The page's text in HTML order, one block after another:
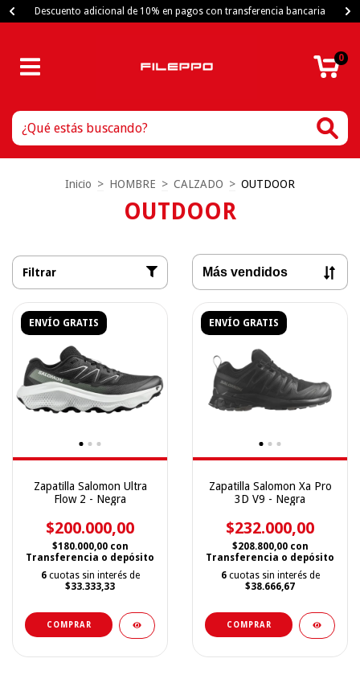
Descuento adicional de 10% en pagos con transferencia bancaria
0
Inicio > HOMBRE > CALZADO > OUTDOOR
OUTDOOR
Filtrar
ENVÍO GRATIS
Zapatilla Salomon Ultra
Flow 2 - Negra
$200.000,00
$180.000,00 con
Transferencia o depósito
6 cuotas sin interés de
$33.333,33
COMPRAR
ENVÍO GRATIS
Zapatilla Salomon Xa Pro
3D V9 - Negra
$232.000,00
$208.800,00 con
Transferencia o depósito
6 cuotas sin interés de
$38.666,67
COMPRAR